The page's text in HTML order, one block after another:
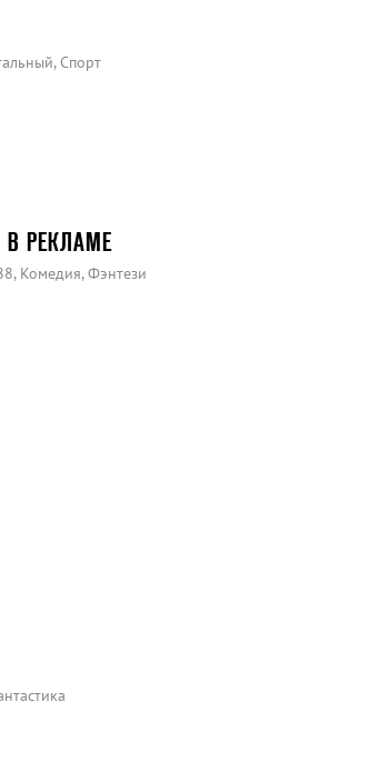
Спорт
В РЕКЛАМЕ
Комедия, Фэнтези